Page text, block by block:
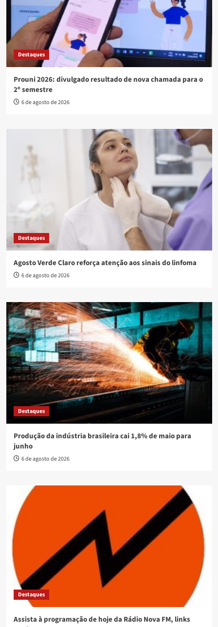
Destaques
Prouni 2026: divulgado resultado de nova chamada para o
2º semestre
6 de agosto de 2026
Destaques
Agosto Verde Claro reforça atenção aos sinais do linfoma
6 de agosto de 2026
Destaques
Produção da indústria brasileira cai 1,8% de maio para
junho
6 de agosto de 2026
Destaques
Assista à programação de hoje da Rádio Nova FM, links